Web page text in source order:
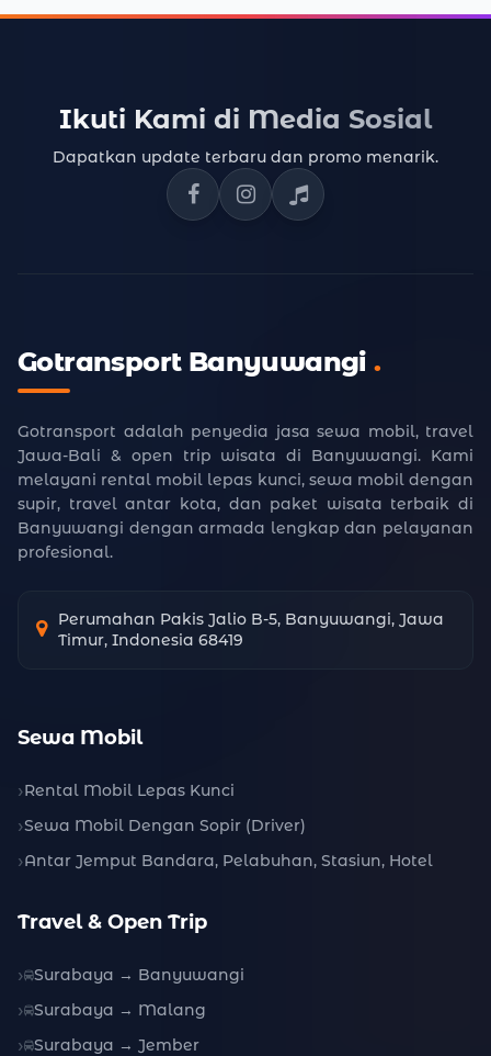
Ikuti Kami di Media Sosial
Dapatkan update terbaru dan promo menarik.
Facebook Gotransport
Instagram Gotransport
TikTok Gotransport
Gotransport Banyuwangi.
Gotransport adalah penyedia jasa sewa mobil, travel
Jawa-Bali & open trip wisata di Banyuwangi. Kami
melayani rental mobil lepas kunci, sewa mobil dengan
supir, travel antar kota, dan paket wisata terbaik di
Banyuwangi dengan armada lengkap dan pelayanan
profesional.
Perumahan Pakis Jalio B-5, Banyuwangi, Jawa
Timur, Indonesia 68419
Sewa Mobil
Rental Mobil Lepas Kunci
Sewa Mobil Dengan Sopir (Driver)
Antar Jemput Bandara, Pelabuhan, Stasiun, Hotel
Travel & Open Trip
Surabaya → Banyuwangi
Surabaya → Malang
Surabaya → Jember